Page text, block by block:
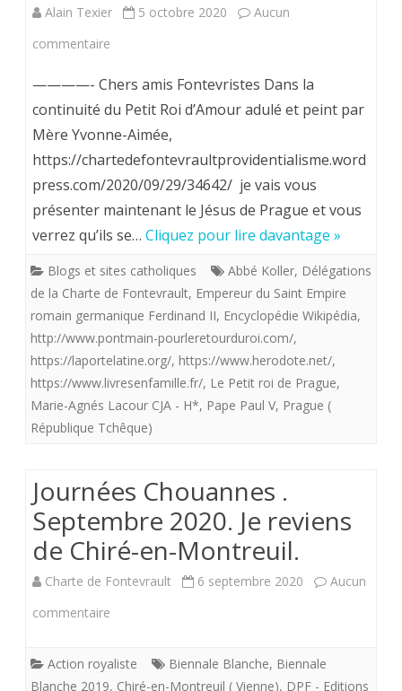
tribu
Juda.
Alain Texier 5 octobre 2020
Aucun
commentaire
petit
roi
de
Histoire
d’une
dévotion
universelle.
————- Chers amis Fontevristes Dans la
continuité du Petit Roi d’Amour adulé et peint par
Mère Yvonne-Aimée,
https://chartedefontevraultprovidentialisme.word
press.com/2020/09/29/34642/ je vais vous
présenter maintenant le Jésus de Prague et vous
verrez qu’ils se… Cliquez pour lire davantage »
Blogs et sites catholiques Abbé Koller, Délégations
de la Charte de Fontevrault, Empereur du Saint Empire
romain germanique Ferdinand II, Encyclopédie Wikipédia,
http://www.pontmain-pourleretourduroi.com/,
https://laportelatine.org/, https://www.herodote.net/,
https://www.livresenfamille.fr/, Le Petit roi de Prague,
Marie-Agnés Lacour CJA - H*, Pape Paul V, Prague (
République Tchêque)
Journées Chouannes .
Septembre 2020. Je reviens
de Chiré-en-Montreuil.
Charte de Fontevrault 6 septembre 2020
Aucun
commentaire
Chouannes
Action royaliste Biennale Blanche, Biennale
Blanche 2019, Chiré-en-Montreuil ( Vienne), DPF - Editions